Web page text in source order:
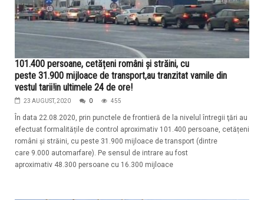
101.400 persoane, cetățeni români și străini, cu
peste 31.900 mijloace de transport,au tranzitat vamile din
vestul tarii!in ultimele 24 de ore!
23 AUGUST, 2020 0 455
În data 22.08.2020, prin punctele de frontieră de la nivelul întregii ţări au
efectuat formalitățile de control aproximativ 101.400 persoane, cetățeni
români și străini, cu peste 31.900 mijloace de transport (dintre
care 9.000 automarfare). Pe sensul de intrare au fost
aproximativ 48.300 persoane cu 16.300 mijloace